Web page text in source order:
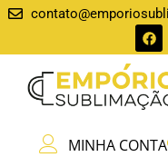
MINHA CONTA